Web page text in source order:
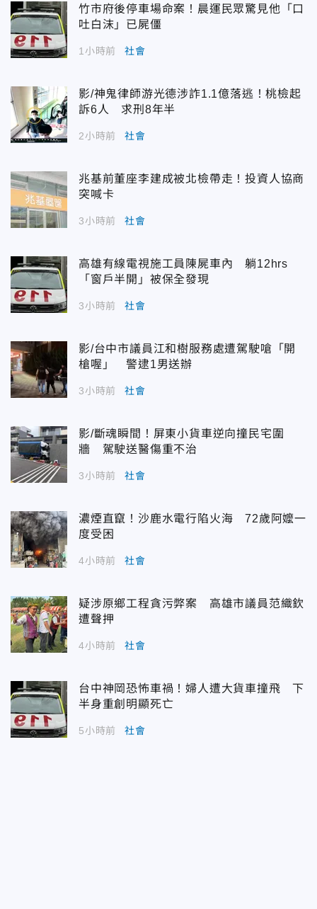
竹市府後停車場命案！晨運民眾驚見他「口
吐白沫」已屍僵
1小時前 社會
影/神鬼律師游光德涉詐1.1億落逃！桃檢起
訴6人 求刑8年半
2小時前 社會
兆基前董座李建成被北檢帶走！投資人協商
突喊卡
3小時前 社會
高雄有線電視施工員陳屍車內 躺12hrs
「窗戶半開」被保全發現
3小時前 社會
影/台中市議員江和樹服務處遭駕駛嗆「開
槍喔」 警逮1男送辦
3小時前 社會
影/斷魂瞬間！屏東小貨車逆向撞民宅圍
牆 駕駛送醫傷重不治
3小時前 社會
濃煙直竄！沙鹿水電行陷火海 72歲阿嬤一
度受困
4小時前 社會
疑涉原鄉工程貪污弊案 高雄市議員范織欽
遭聲押
4小時前 社會
台中神岡恐怖車禍！婦人遭大貨車撞飛 下
半身重創明顯死亡
5小時前 社會